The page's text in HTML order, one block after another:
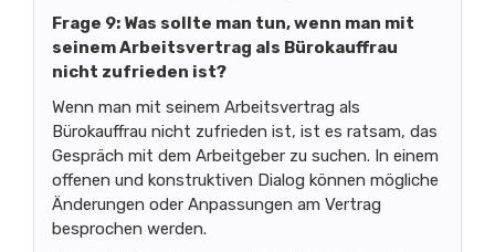
Frage 9: Was sollte man tun, wenn man mit
seinem Arbeitsvertrag als Bürokauffrau
nicht zufrieden ist?
Wenn man mit seinem Arbeitsvertrag als
Bürokauffrau nicht zufrieden ist, ist es ratsam, das
Gespräch mit dem Arbeitgeber zu suchen. In einem
offenen und konstruktiven Dialog können mögliche
Änderungen oder Anpassungen am Vertrag
besprochen werden.